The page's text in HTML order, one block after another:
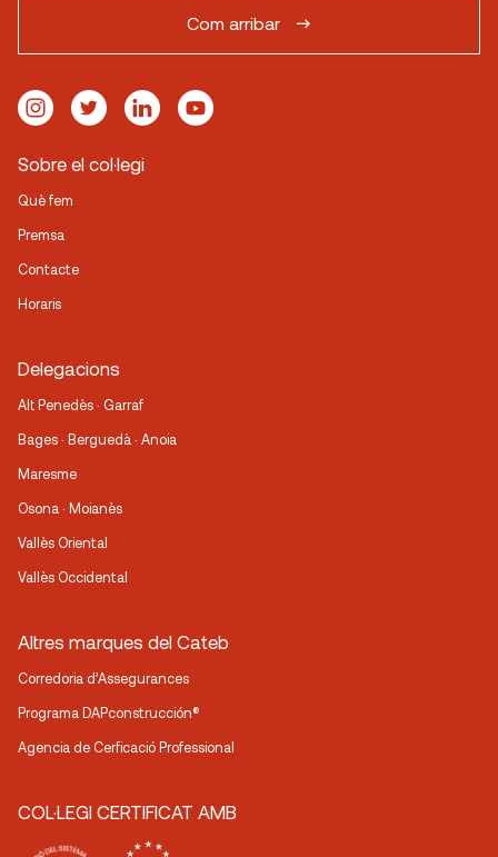
Com arribar
Sobre el col·legi
Què fem
Premsa
Contacte
Horaris
Delegacions
Alt Penedès · Garraf
Bages · Berguedà · Anoia
Maresme
Osona · Moianès
Vallès Oriental
Vallès Occidental
Altres marques del Cateb
Corredoria d’Assegurances
Programa DAPconstrucción®
Agencia de Cerficació Professional
COL·LEGI CERTIFICAT AMB